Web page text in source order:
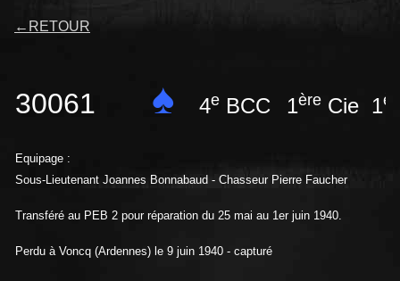
← RETOUR
30061 ♠ 4e BCC 1ère Cie 1
Equipage :
Sous-Lieutenant Joannes Bonnabaud - Chasseur Pierre Faucher
Transféré au PEB 2 pour réparation du 25 mai au 1er juin 1940.
Perdu à Voncq (Ardennes) le 9 juin 1940 - capturé